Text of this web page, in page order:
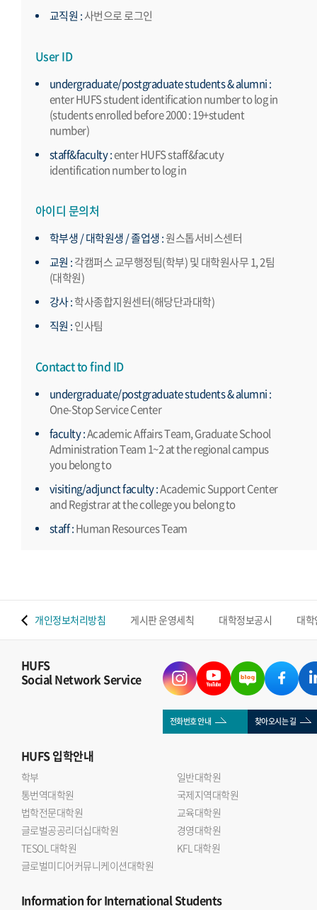
교직원 :사번으로 로그인
User ID
undergraduate/postgraduate students & alumni :
enter HUFS student identification number to log in
(students enrolled before 2000 : 19+student
number)
staff&faculty :enter HUFS staff&facuty
identification number to log in
아이디 문의처
학부생 / 대학원생 / 졸업생 :원스톱서비스센터
교원 :각캠퍼스 교무행정팀(학부) 및 대학원사무 1, 2팀
(대학원)
강사 :학사종합지원센터(해당단과대학)
직원 :인사팀
Contact to find ID
undergraduate/postgraduate students & alumni :
One-Stop Service Center
faculty :Academic Affairs Team, Graduate School
Administration Team 1~2 at the regional campus
you belong to
visiting/adjunct faculty :Academic Support Center
and Registrar at the college you belong to
staff :Human Resources Team
개인정보처리방침 게시판 운영세칙 대학정보공시 대
HUFS
Social Network Service
전화번호 안내 찾아오시는 길
HUFS입학안내
학부
일반대학원
통번역대학원
국제지역대학원
법학전문대학원
교육대학원
글로벌공공리더십대학원
경영대학원
TESOL 대학원
KFL 대학원
글로벌미디어커뮤니케이션대학원
Informationfor International Students